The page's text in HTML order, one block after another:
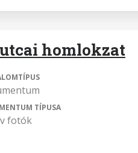
homlokzat
TÍPUSA
fotók